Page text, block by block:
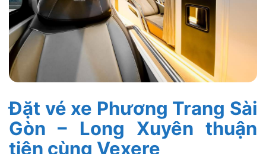
Đặt vé xe Phương Trang Sài
Gòn – Long Xuyên thuận
tiện cùng Vexere